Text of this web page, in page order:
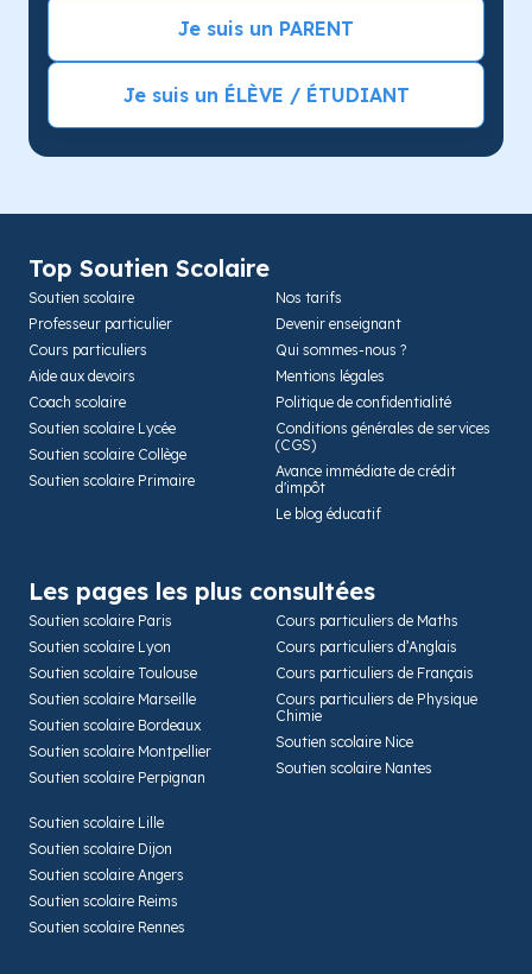
Je suis un PARENT
Je suis un ÉLÈVE / ÉTUDIANT
Top Soutien Scolaire
Soutien scolaire
Professeur particulier
Cours particuliers
Aide aux devoirs
Coach scolaire
Soutien scolaire Lycée
Soutien scolaire Collège
Soutien scolaire Primaire
Nos tarifs
Devenir enseignant
Qui sommes-nous ?
Mentions légales
Politique de confidentialité
Conditions générales de services
(CGS)
Avance immédiate de crédit
d'impôt
Le blog éducatif
Les pages les plus consultées
Soutien scolaire Paris
Soutien scolaire Lyon
Soutien scolaire Toulouse
Soutien scolaire Marseille
Soutien scolaire Bordeaux
Soutien scolaire Montpellier
Soutien scolaire Perpignan
Cours particuliers de Maths
Cours particuliers d’Anglais
Cours particuliers de Français
Cours particuliers de Physique
Chimie
Soutien scolaire Nice
Soutien scolaire Nantes
Soutien scolaire Lille
Soutien scolaire Dijon
Soutien scolaire Angers
Soutien scolaire Reims
Soutien scolaire Rennes